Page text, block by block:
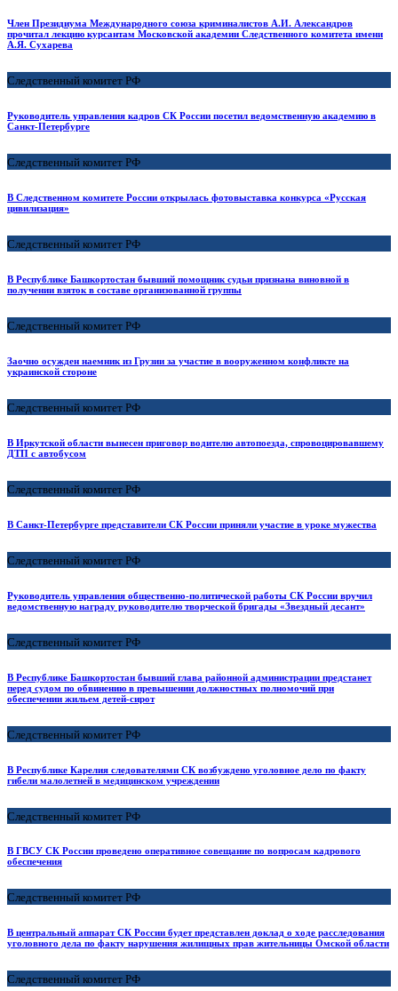
Член Президиума Международного союза криминалистов А.И. Александров
прочитал лекцию курсантам Московской академии Следственного комитета имени
А.Я. Сухарева
Следственный комитет РФ
Руководитель управления кадров СК России посетил ведомственную академию в
Санкт-Петербурге
Следственный комитет РФ
В Следственном комитете России открылась фотовыставка конкурса «Русская
цивилизация»
Следственный комитет РФ
В Республике Башкортостан бывший помощник судьи признана виновной в
получении взяток в составе организованной группы
Следственный комитет РФ
Заочно осужден наемник из Грузии за участие в вооруженном конфликте на
украинской стороне
Следственный комитет РФ
В Иркутской области вынесен приговор водителю автопоезда, спровоцировавшему
ДТП с автобусом
Следственный комитет РФ
В Санкт-Петербурге представители СК России приняли участие в уроке мужества
Следственный комитет РФ
Руководитель управления общественно-политической работы СК России вручил
ведомственную награду руководителю творческой бригады «Звездный десант»
Следственный комитет РФ
В Республике Башкортостан бывший глава районной администрации предстанет
перед судом по обвинению в превышении должностных полномочий при
обеспечении жильем детей-сирот
Следственный комитет РФ
В Республике Карелия следователями СК возбуждено уголовное дело по факту
гибели малолетней в медицинском учреждении
Следственный комитет РФ
В ГВСУ СК России проведено оперативное совещание по вопросам кадрового
обеспечения
Следственный комитет РФ
В центральный аппарат СК России будет представлен доклад о ходе расследования
уголовного дела по факту нарушения жилищных прав жительницы Омской области
Следственный комитет РФ